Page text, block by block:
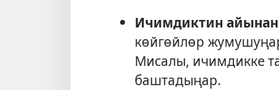
Ичимдиктин
көйгөйлөр
Мисалы, ичимдикке
баштадыңар.